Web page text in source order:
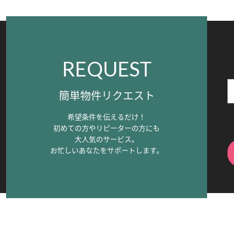
REQUEST
簡単物件リクエスト
希望条件を伝えるだけ！
初めての方やリピーターの方にも
大人気のサービス。
お忙しいあなたをサポートします。